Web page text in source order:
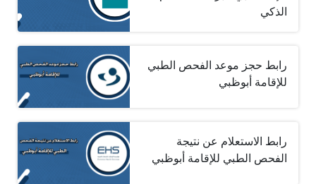
الذكي
رابط حجز موعد الفحص الطبي
للإقامة أبوظبي
رابط الاستعلام عن نتيجة
الفحص الطبي للإقامة أبوظبي